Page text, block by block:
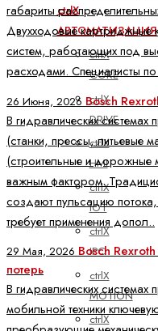
ctrlX
АВТОМАТИЗАЦИЯ
ctrlX
CORE
ctrlX
DRIVE
ctrlX
HMI
ctrlX
IOT
ctrlX
IPC
ctrlX
MOTION
ctrlX
габариты
Двухходовые картриджные
систем, работающих под
расходами. Специалисты
26 Июня, 2026 Bosch
В гидравлических
(станки, прессы, литьевые
(строительные и дорожные
важным фактором.
создают пульсацию
требует применения допол..
29 Мая, 2026 Bosch
потерь
В гидравлических
мобильной техники